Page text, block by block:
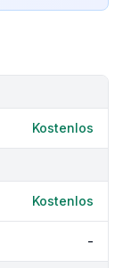
Kostenlos
Kostenlos
-